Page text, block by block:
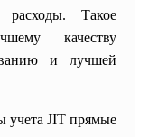
расходы. Такое
качеству
и лучшей
учета JIT прямые